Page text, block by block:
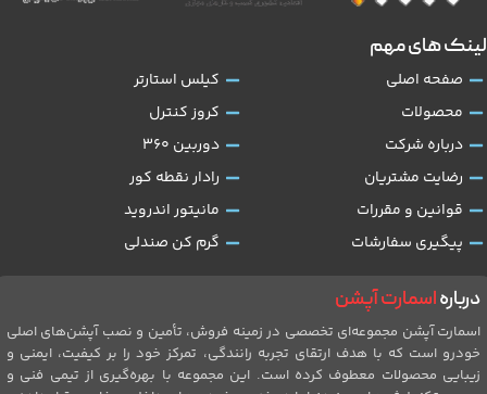
دربارهاسمارت آپشن
اسمارت آپشن مجموعه‌ای تخصصی در زمینه فروش، تأمین و نصب آپشن‌های اصلی
خودرو است که با هدف ارتقای تجربه رانندگی، تمرکز خود را بر کیفیت، ایمنی و
زیبایی محصولات معطوف کرده است. این مجموعه با بهره‌گیری از تیمی فنی و
لینک های مهم
صفحه اصلی
محصولات
درباره شرکت
رضایت مشتریان
قوانین و مقررات
پیگیری سفارشات
کیلس استارتر
کروز کنترل
دوربین 360
رادار نقطه کور
مانیتور اندروید
گرم کن صندلی